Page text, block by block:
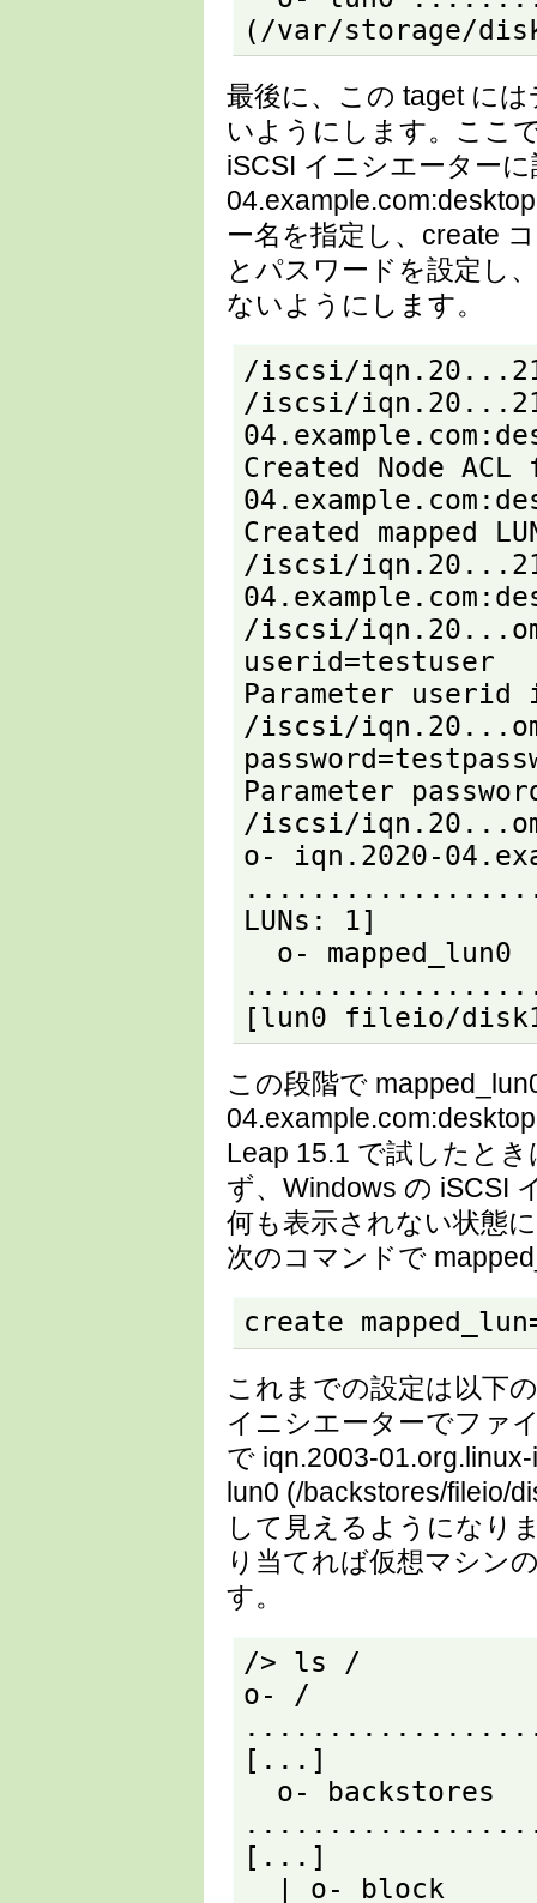
(/var/storage/
最後に、この taget に
いようにします。ここ
iSCSI イニシエーター
ー名を指定し、create
とパスワードを設定し
ないようにします。
/iscsi/
/iscsi/
Created Node
Created mapped
/iscsi/
/iscsi/
userid=testuser
Parameter
/iscsi/
Parameter
/iscsi/
o- iqn.2020-
LUNs: 1]
[lun0 fileio/
この段階で
Leap 15.1 で試したと
ず、Windows の iSCSI
何も表示されない状態
次のコマンドで
create
これまでの設定は以下
イニシエーターでファ
で iqn.2003-
lun0 (/backstores/fileio/
して見えるようになり
り当てれば仮想マシン
す。
/> ls /
o- /
[...]
[...]